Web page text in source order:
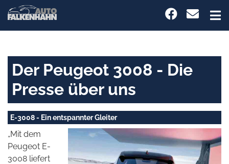
Der Peugeot 3008 - Die
Presse über uns
E-3008 - Ein entspannter Gleiter
„Mit dem
Peugeot E-
3008 liefert